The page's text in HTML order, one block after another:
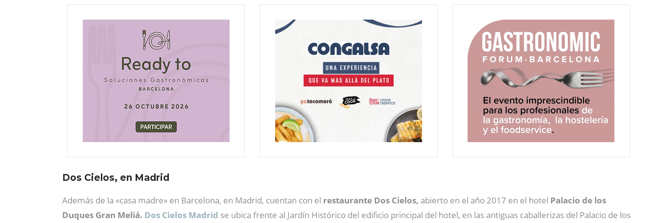
Dos Cielos, en Madrid
Además de la «casa madre» en Barcelona, en Madrid, cuentan con el restaurante Dos Cielos, abierto en el año 2017 en el hotel Palacio de los
Duques Gran Meliá. Dos Cielos Madrid se ubica frente al Jardín Histórico del edificio principal del hotel, en las antiguas caballerizas del Palacio de los